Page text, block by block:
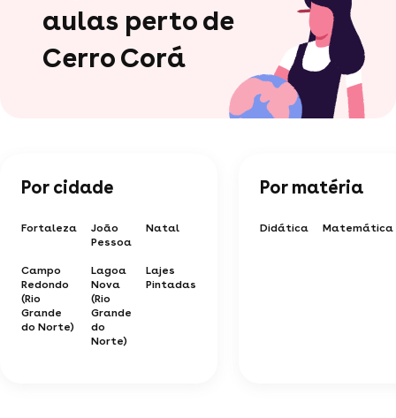
aulas perto de
Cerro Corá
Por cidade
Fortaleza
João
Pessoa
Natal
Campo
Redondo
(Rio
Grande
do Norte)
Lagoa
Nova
(Rio
Grande
do
Norte)
Lajes
Pintadas
Por matéria
Didática Matemática